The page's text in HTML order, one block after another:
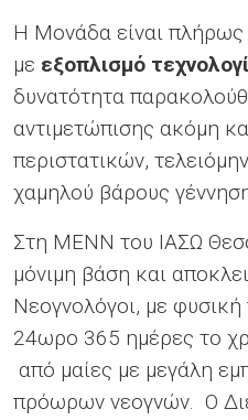
Η Μονάδα είναι πλήρως
με εξοπλισμό
δυνατότητα
αντιμετώπισης ακόμη
περιστατικών,
χαμηλού βάρους
Στη ΜΕΝΝ του ΙΑΣΩ
μόνιμη βάση και
Νεογνολόγοι, με
24ωρο 365 ημέρες το
από μαίες με μεγάλη
πρόωρων νεογνών. Ο